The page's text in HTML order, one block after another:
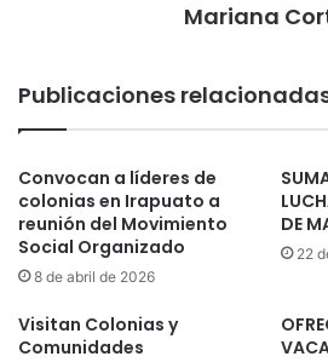
Mariana
Publicaciones
Convocan a líderes de
colonias en Irapuato a
reunión del Movimiento
Social Organizado
8 de abril de 2026
DE
22
Visitan Colonias y
Comunidades